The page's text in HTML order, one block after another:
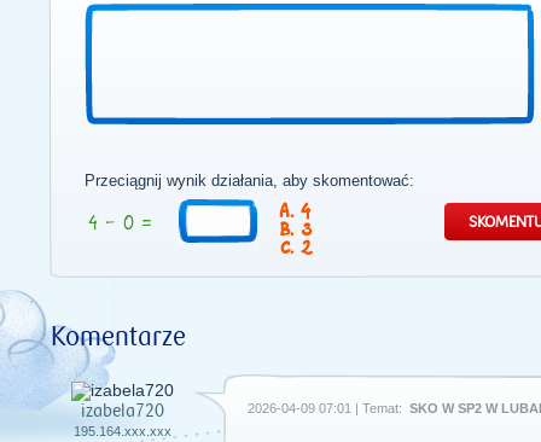
Przeciągnij wynik działania, aby skomentować:
4
3
2
Komentarze
izabela720
195.164.xxx.xxx
2026-04-09 07:01 | Temat: SKO W SP2 W